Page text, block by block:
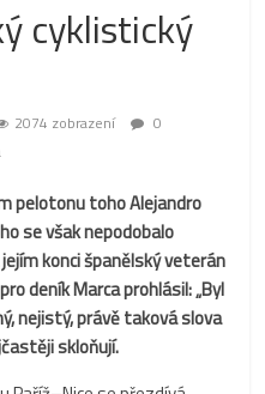
cyklistický
2074 zobrazení
0
pelotonu toho Alejandro
se však nepodobalo
konci španělský veterán
deník Marca prohlásil: „Byl
nejistý, právě taková slova
skloňují.